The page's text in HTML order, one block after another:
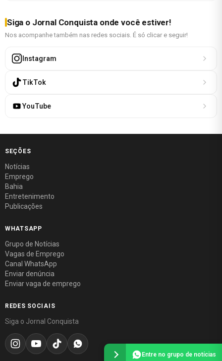
Siga o Jornal Conquista onde você estiver!
Nos acompanhe também nas redes sociais. É só clicar e seguir!
Instagram
TikTok
YouTube
SEÇÕES
Notícias
Emprego
Bahia
Entretenimento
Publicações
WHATSAPP
Grupo de Notícias
Vagas de Emprego
Canal WhatsApp
Enviar denúncia
Enviar vaga de emprego
REDES SOCIAIS
Siga o Jornal Conquista
Entre no grupo de notícias